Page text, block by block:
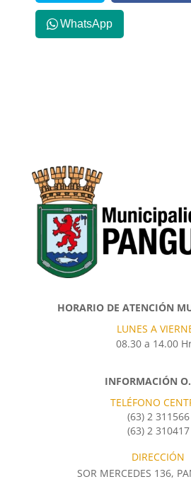
WhatsApp
HORARIO DE ATENCIÓN
LUNES A
08.30 a 14.00
INFORMACIÓN
TELÉFONO
(63) 2 311566
(63) 2 310417
DIRECCIÓN
SOR MERCEDES 136,